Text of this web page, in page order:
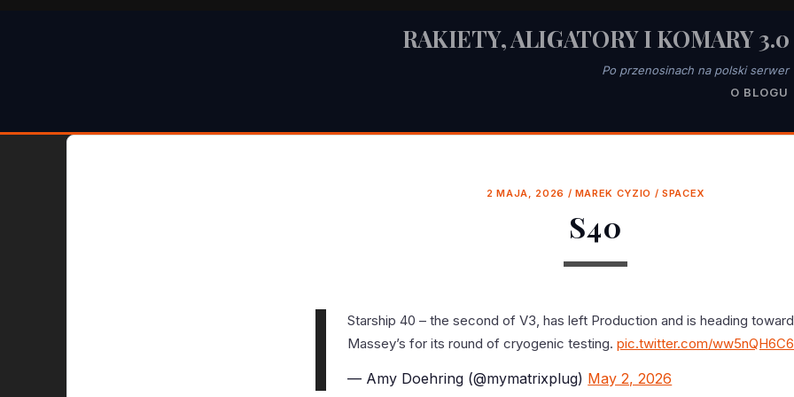
RAKIETY, ALIGATORY I KOMARY 3.0
Po przenosinach na polski serwer
O BLOGU
2 MAJA, 2026 / MAREK CYZIO /SPACEX
S40
Starship 40 – the second of V3, has left Production and is heading
Massey’s for its round of cryogenic testing.pic.twitter.com/
— Amy Doehring (@mymatrixplug) May 2, 2026